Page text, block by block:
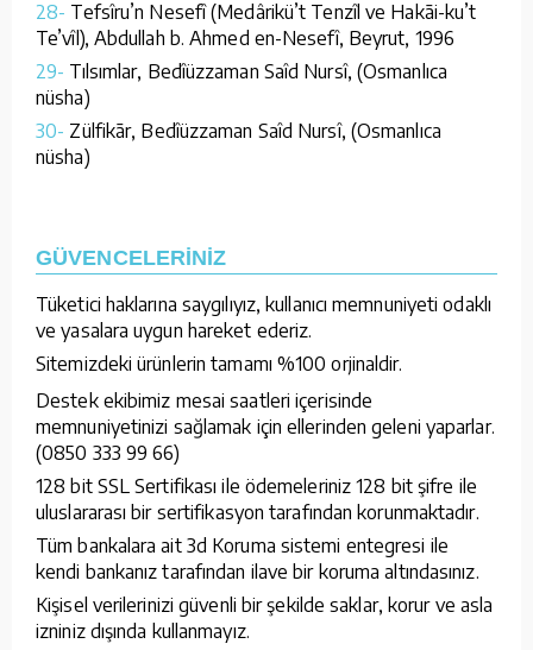
28- Tefsîru’n Nesefî (Medârikü’t Tenzîl ve Hakāi-ku’t
Te’vîl), Abdullah b. Ahmed en-Nesefî, Beyrut, 1996
29- Tılsımlar, Bedîüzzaman Saîd Nursî, (Osmanlıca
nüsha)
30- Zülfikār, Bedîüzzaman Saîd Nursî, (Osmanlıca
nüsha)
GÜVENCELERİNİZ
Tüketici haklarına saygılıyız, kullanıcı memnuniyeti odaklı
ve yasalara uygun hareket ederiz.
Sitemizdeki ürünlerin tamamı %100 orjinaldir.
Destek ekibimiz mesai saatleri içerisinde
memnuniyetinizi sağlamak için ellerinden geleni yaparlar.
(0850 333 99 66)
128 bit SSL Sertifikası ile ödemeleriniz 128 bit şifre ile
uluslararası bir sertifikasyon tarafından korunmaktadır.
Tüm bankalara ait 3d Koruma sistemi entegresi ile
kendi bankanız tarafından ilave bir koruma altındasınız.
Kişisel verilerinizi güvenli bir şekilde saklar, korur ve asla
izniniz dışında kullanmayız.